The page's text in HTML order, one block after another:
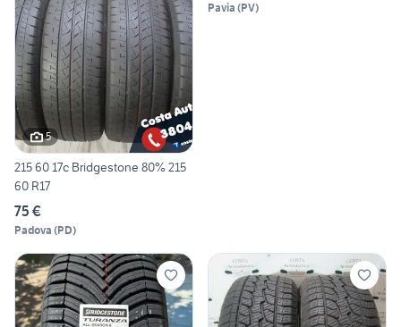
5
215 60 17c Bridgestone 80% 215
60 R17
75 €
Padova (PD)
Pavia (PV)